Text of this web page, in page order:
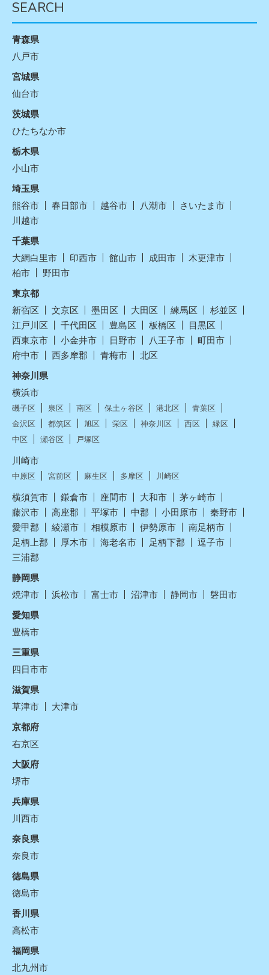
SEARCH
青森県
八戸市
宮城県
仙台市
茨城県
ひたちなか市
栃木県
小山市
埼玉県
熊谷市
春日部市 越谷市 八潮市
さいたま市
川越市
千葉県
大網白里市
印西市 館山市 成田市
木更津市
柏市
野田市
東京都
新宿区
文京区 墨田区 大田区 練馬区
杉並区
江戸川区
千代田区 豊島区 板橋区
目黒区
西東京市
小金井市 日野市 八王子市
町田市
府中市
西多摩郡 青梅市
北区
神奈川県
横浜市
磯子区 泉区 南区 保土ヶ谷区 港北区
青葉区
金沢区
都筑区 旭区 栄区 神奈川区 西区
緑区
中区
瀬谷区 戸塚区
川崎市
中原区 宮前区 麻生区 多摩区 川崎区
横須賀市 鎌倉市 座間市 大和市
茅ヶ崎市
藤沢市
高座郡 平塚市 中郡 小田原市
秦野市
愛甲郡
綾瀬市 相模原市 伊勢原市
南足柄市
足柄上郡
厚木市 海老名市 足柄下郡
逗子市
三浦郡
静岡県
焼津市
浜松市 富士市 沼津市 静岡市
磐田市
愛知県
豊橋市
三重県
四日市市
滋賀県
草津市
大津市
京都府
右京区
大阪府
堺市
兵庫県
川西市
奈良県
奈良市
徳島県
徳島市
香川県
高松市
福岡県
北九州市